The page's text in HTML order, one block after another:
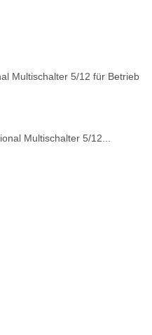
Multischalter 5/12 für Betrieb